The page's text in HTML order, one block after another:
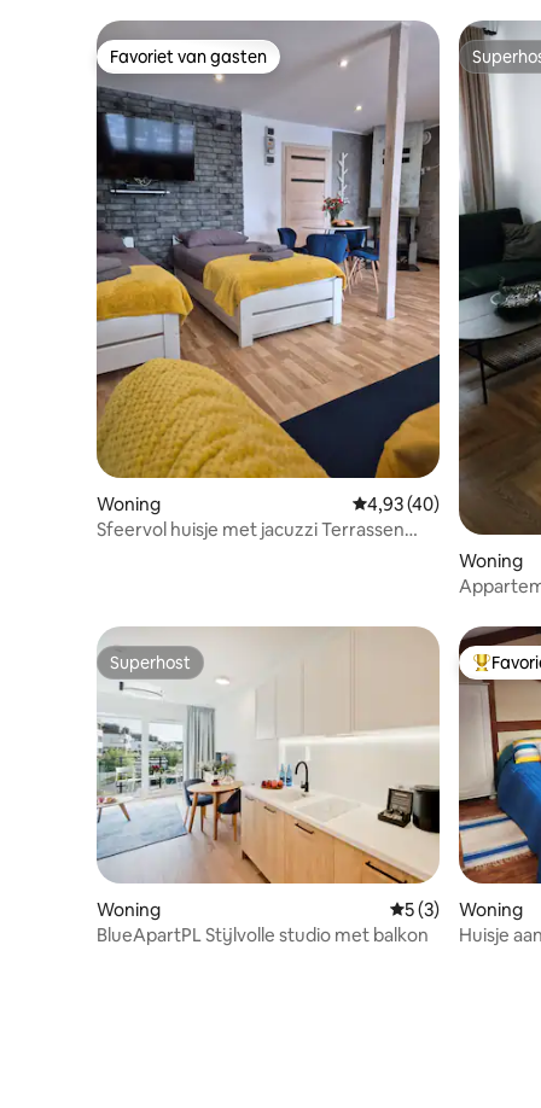
Favoriet van gasten
Favoriet van gasten
Woning Gemiddelde
4,93 (40)
Sfeervol huisje met jacuzzi Terrassen
Woning
Superhost
Superhost
Woning Gemiddelde
5 (3)
BlueApartPL Stijlvolle studio met balkon
Woning
Huisje